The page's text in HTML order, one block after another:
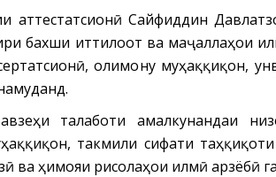
аттестатсионӣ Сайфиддин
бахши иттилоот ва маҷаллаҳои
олимону муҳаққиқон,
талаботи амалкунандаи
такмили сифати
ва ҳимояи рисолаҳои илмӣ арзёбӣ